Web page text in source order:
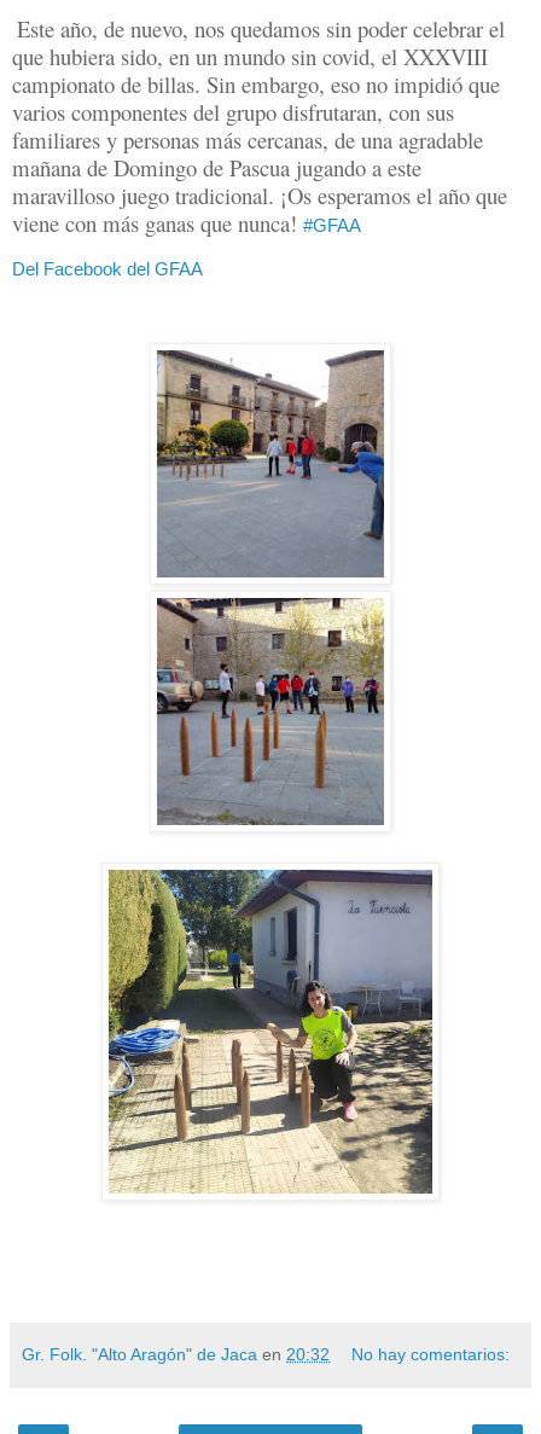
Este año, de nuevo, nos quedamos sin poder celebrar el
que hubiera sido, en un mundo sin covid, el XXXVIII
campionato de billas. Sin embargo, eso no impidió que
varios componentes del grupo disfrutaran, con sus
familiares y personas más cercanas, de una agradable
mañana de Domingo de Pascua jugando a este
maravilloso juego tradicional. ¡Os esperamos el año que
viene con más ganas que nunca! #GFAA
Del Facebook del GFAA
Gr. Folk. "Alto Aragón" de Jaca en 20:32 No hay comentarios: